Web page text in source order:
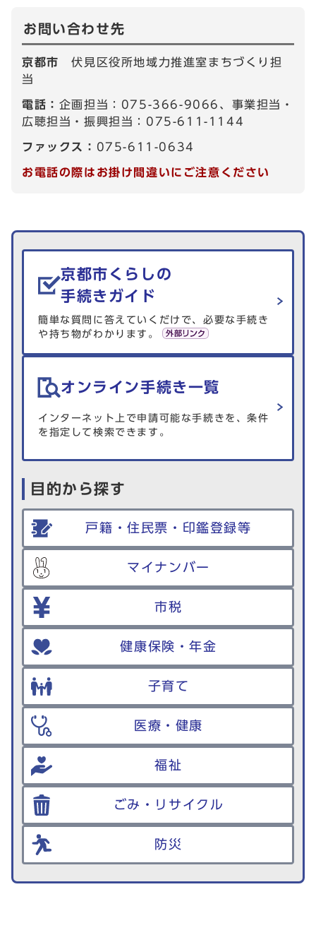
お問い合わせ先
京都市伏見区役所地域力推進室まちづくり担
当
電話： 企画担当：075-366-9066、事業担当・
広聴担当・振興担当：075-611-1144
ファックス： 075-611-0634
お電話の際はお掛け間違いにご注意ください
生活情報を探す
京都市くらしの
手続きガイド
簡単な質問に答えていくだけで、必要な手続き
や持ち物がわかります。
オンライン手続き一覧
インターネット上で申請可能な手続きを、条件
を指定して検索できます。
目的から探す
戸籍・住民票・印鑑登録等
マイナンバー
市税
健康保険・年金
子育て
医療・健康
福祉
ごみ・リサイクル
防災